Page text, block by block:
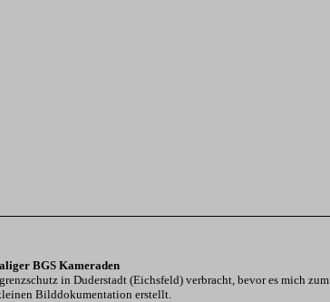
BGS Kameraden
in Duderstadt (Eichsfeld) verbracht, bevor es mich zum
Bilddokumentation erstellt.